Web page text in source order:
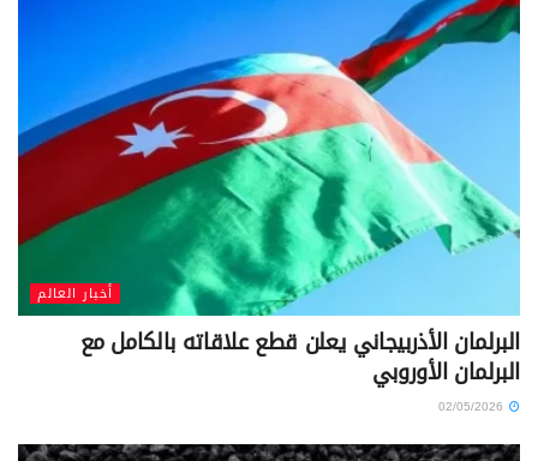
أخبار العالم
البرلمان الأذربيجاني يعلن قطع علاقاته بالكامل مع
البرلمان الأوروبي